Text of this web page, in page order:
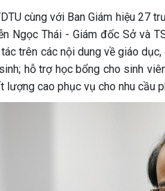
cùng với Ban Giám hiệu 27
Ngọc Thái - Giám đốc Sở và
trên các nội dung về giáo
hỗ trợ học bổng cho sinh
lượng cao phục vụ cho nhu cầu